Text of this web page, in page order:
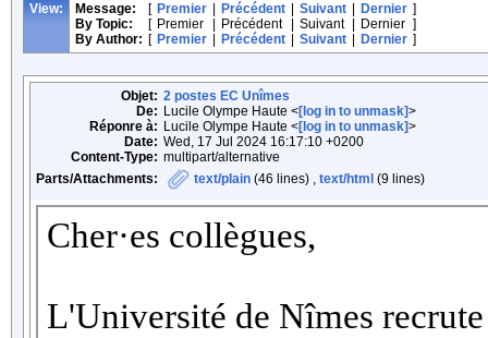
View: Message: [ Premier Précédent Suivant Dernier ]
By Topic:
[ Premier Précédent Suivant Dernier ]
By Author: [ Premier Précédent Suivant Dernier ]
Objet: 2 postes EC Unîmes
De: Lucile Olympe Haute <[log in to unmask]>
Réponre à: Lucile Olympe Haute <[log in to unmask]>
Date: Wed, 17 Jul 2024 16:17:10 +0200
Content-Type: multipart/alternative
Parts/Attachments:
text/plain (46 lines) , text/html (9 lines)